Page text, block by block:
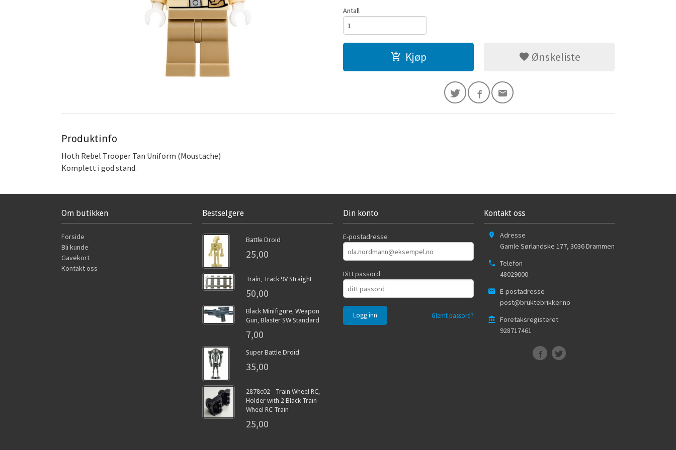
Antall
Kjøp Ønskeliste
Produktinfo
Hoth Rebel Trooper Tan Uniform (Moustache)
Komplett i god stand.
Om butikken
Forside
Bli kunde
Gavekort
Kontakt oss
Bestselgere
Battle Droid
25,00
Train, Track 9V Straight
50,00
Black Minifigure, Weapon
Gun, Blaster SW Standard
7,00
Super Battle Droid
35,00
2878c02 - Train Wheel RC,
Holder with 2 Black Train
Wheel RC Train
25,00
Din konto
E-postadresse
Ditt passord
Glemt passord?
Kontakt oss
Adresse
Gamle Sørlandske 177, 3036Drammen
Telefon
48029000
E-postadresse
post@bruktebrikker.no
Foretaksregisteret
928717461